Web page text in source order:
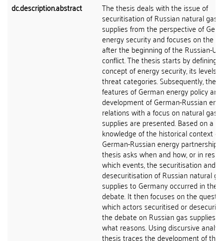
dc.description.abstract
The thesis deals with the issue of
securitisation of Russian natural gas
supplies from the perspective of
energy security and focuses on the
after the beginning of the Russian-
conflict. The thesis starts by defining
concept of energy security, its levels
threat categories. Subsequently, the
features of German energy policy
development of German-Russian
relations with a focus on natural gas
supplies are presented. Based on a
knowledge of the historical context
German-Russian energy partnership,
thesis asks when and how, or in
which events, the securitisation and
desecuritisation of Russian natural
supplies to Germany occurred in the
debate. It then focuses on the
which actors securitised or
the debate on Russian gas supplies
what reasons. Using discursive
thesis traces the development of this